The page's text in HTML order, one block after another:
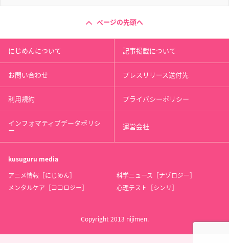
ページの先頭へ
にじめんについて 記事掲載について
お問い合わせ プレスリリース送付先
利用規約 プライバシーポリシー
インフォマティブデータポリシ
ー 運営会社
kusuguru media
アニメ情報［にじめん］
科学ニュース［ナゾロジー］
メンタルケア［ココロジー］
心理テスト［シンリ］
Copyright 2013 nijimen.